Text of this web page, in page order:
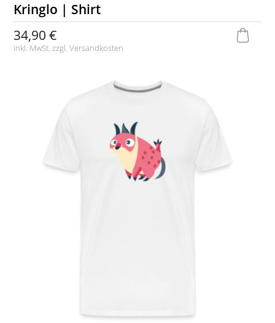
Kringlo | Shirt
34,90 €
inkl. MwSt. zzgl.Versandkosten